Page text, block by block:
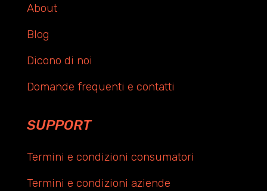
About
Blog
Dicono di noi
Domande frequenti e contatti
SUPPORT
Termini e condizioni consumatori
Termini e condizioni aziende